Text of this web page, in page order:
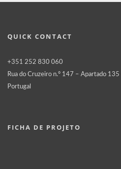
QUICK CONTACT
+351 252 830 060
Rua do Cruzeiro n.º 147 – Apartado
Portugal
FICHA DE PROJETO